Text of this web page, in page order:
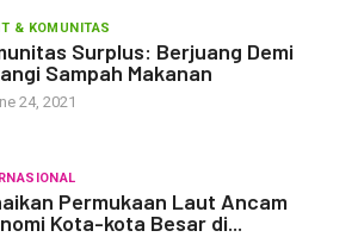
& KOMUNITAS
Surplus: Berjuang Demi
Sampah Makanan
24, 2021
Permukaan Laut Ancam
Kota-kota Besar di...